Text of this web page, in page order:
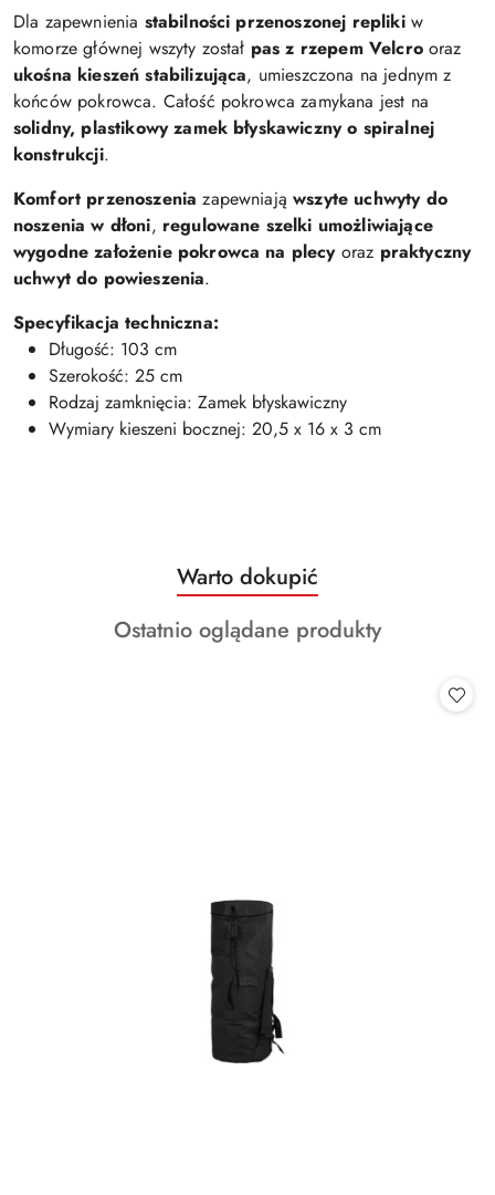
Dla zapewnienia stabilności przenoszonej replikiw
komorze głównej wszyty został pas z rzepem Velcrooraz
ukośna kieszeń stabilizująca, umieszczona na jednym z
końców pokrowca. Całość pokrowca zamykana jest na
solidny, plastikowy zamek błyskawiczny o spiralnej
konstrukcji.
Komfort przenoszenia zapewniająwszyte uchwyty do
noszenia w dłoni, regulowane szelki umożliwiające
wygodne założenie pokrowca na plecyoraz praktyczny
uchwyt do powieszenia.
Specyfikacja techniczna:
Długość: 103 cm
Szerokość: 25 cm
Rodzaj zamknięcia: Zamek błyskawiczny
Wymiary kieszeni bocznej: 20,5 x 16 x 3 cm
Pomiń karuzelę produktów
Produkty
o
statusie:
Warto dokupić
Produkty
Ostatnio oglądane produkty